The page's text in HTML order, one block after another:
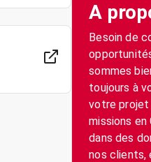
A
Besoin de
sommes
toujours à
votre projet
missions en
dans des
nos clients,